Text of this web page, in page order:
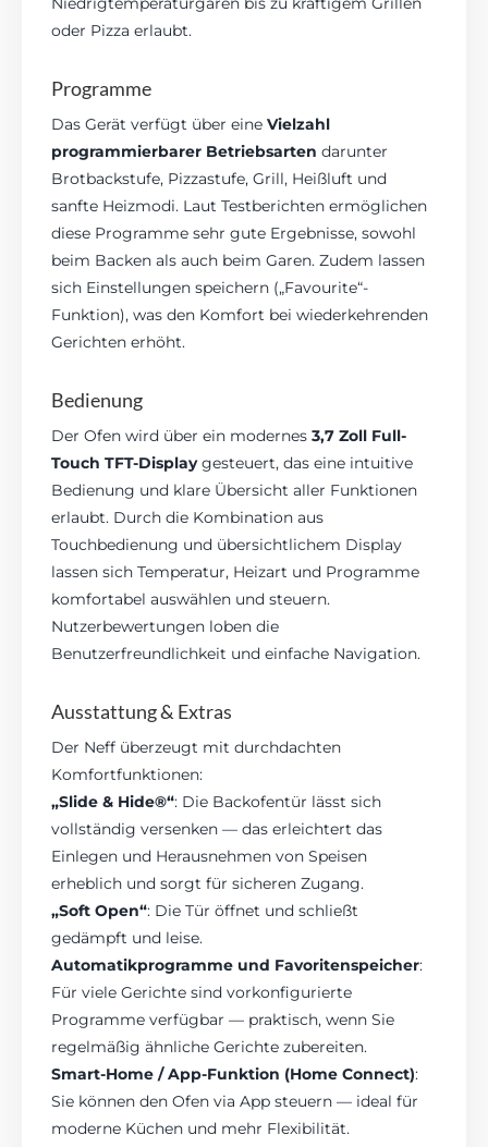
oder Pizza erlaubt.
Programme
Das Gerät verfügt über eineVielzahl
programmierbarer Betriebsarten darunter
Brotbackstufe, Pizzastufe, Grill, Heißluft und
sanfte Heizmodi. Laut Testberichten ermöglichen
diese Programme sehr gute Ergebnisse, sowohl
beim Backen als auch beim Garen. Zudem lassen
sich Einstellungen speichern („Favourite“-
Funktion), was den Komfort bei wiederkehrenden
Gerichten erhöht.
Bedienung
Der Ofen wird über ein modernes3,7 Zoll Full-
Touch TFT-Displaygesteuert, das eine intuitive
Bedienung und klare Übersicht aller Funktionen
erlaubt. Durch die Kombination aus
Touchbedienung und übersichtlichem Display
lassen sich Temperatur, Heizart und Programme
komfortabel auswählen und steuern.
Nutzerbewertungen loben die
Benutzerfreundlichkeit und einfache Navigation.
Ausstattung & Extras
Der Neff überzeugt mit durchdachten
Komfortfunktionen:
„Slide & Hide®“: Die Backofentür lässt sich
vollständig versenken — das erleichtert das
Einlegen und Herausnehmen von Speisen
erheblich und sorgt für sicheren Zugang.
„Soft Open“: Die Tür öffnet und schließt
gedämpft und leise.
Automatikprogramme und Favoritenspeicher:
Für viele Gerichte sind vorkonfigurierte
Programme verfügbar — praktisch, wenn Sie
regelmäßig ähnliche Gerichte zubereiten.
Smart-Home / App-Funktion (Home Connect):
Sie können den Ofen via App steuern — ideal für
moderne Küchen und mehr Flexibilität.